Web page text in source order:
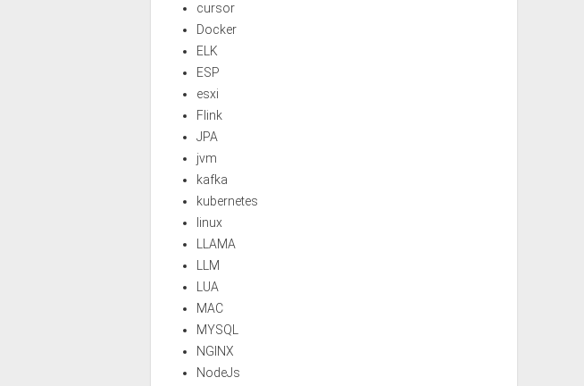
cursor
Docker
ELK
ESP
esxi
Flink
JPA
jvm
kafka
kubernetes
linux
LLAMA
LLM
LUA
MAC
MYSQL
NGINX
NodeJs